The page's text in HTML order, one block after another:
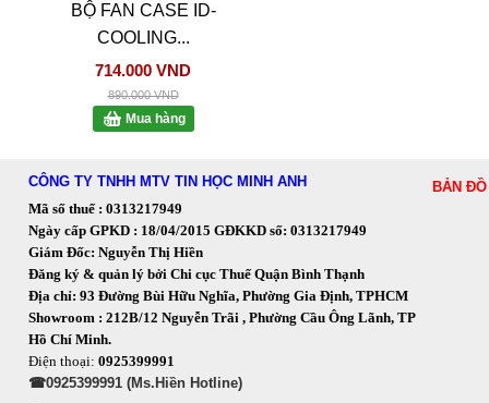
BỘ FAN CASE ID-
COOLING...
714.000 VND
890.000 VND
Mua hàng
CÔNG TY TNHH MTV TIN HỌC MINH ANH
Mã số thuế : 0313217949
Ngày cấp GPKD : 18/04/2015 GĐKKD số: 0313217949
Giám Đốc: Nguyễn Thị Hiền
Đăng ký & quản lý bởi Chi cục Thuế Quận Bình Thạnh
Địa chỉ: 93 Đường Bùi Hữu Nghĩa, Phường Gia Định, TPHCM
Showroom : 212B/12 Nguyễn Trãi , Phường Cầu Ông Lãnh, TP
Hồ Chí Minh.
Điện thoại: 0925399991
☎0925399991 (Ms.Hiền Hotline)
BẢN